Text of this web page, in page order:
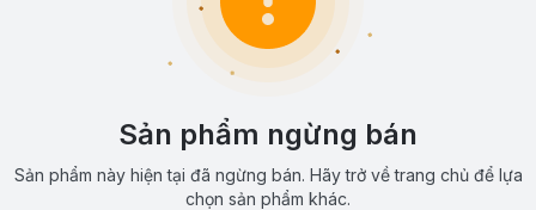
Sản phẩm ngừng bán
Sản phẩm này hiện tại đã ngừng bán. Hãy trở về trang chủ để lựa
chọn sản phẩm khác.